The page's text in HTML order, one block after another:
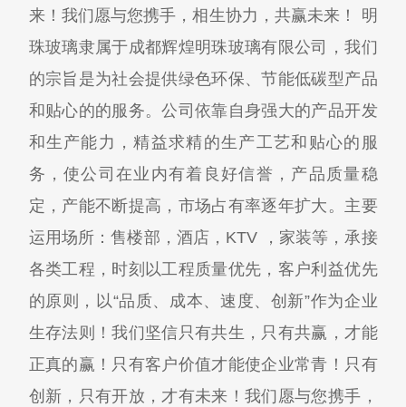
来！我们愿与您携手，相生协力，共赢未来！ 明
珠玻璃隶属于成都辉煌明珠玻璃有限公司，我们
的宗旨是为社会提供绿色环保、节能低碳型产品
和贴心的的服务。公司依靠自身强大的产品开发
和生产能力，精益求精的生产工艺和贴心的服
务，使公司在业内有着良好信誉，产品质量稳
定，产能不断提高，市场占有率逐年扩大。主要
运用场所：售楼部，酒店，KTV ，家装等，承接
各类工程，时刻以工程质量优先，客户利益优先
的原则，以“品质、成本、速度、创新”作为企业
生存法则！我们坚信只有共生，只有共赢，才能
正真的赢！只有客户价值才能使企业常青！只有
创新，只有开放，才有未来！我们愿与您携手，